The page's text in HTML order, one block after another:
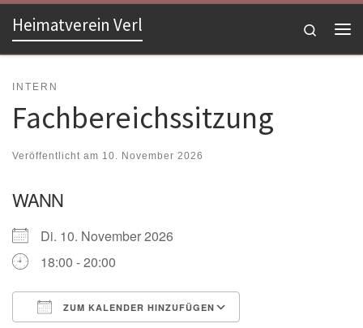
Zum Inhalt springen
Heimatverein Verl
Search
INTERN
Fachbereichssitzung
Veröffentlicht am 10. November 2026
WANN
Di. 10. November 2026
18:00 - 20:00
ZUM KALENDER HINZUFÜGEN